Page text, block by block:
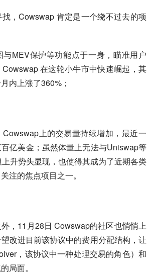
，Cowswap 肯定是一个绕不过去的项
MEV保护等功能点于一身，瞄准用户
在这轮小牛市中快速崛起，其
内上涨了360%；
上的交易量持续增加，最近一
亿美金；虽然体量上无法与Uniswap等
升势头显现，也使得其成为了近期各类
注的焦点项目之一。
，11月28日 Cowswap的社区也悄悄上
改进目前该协议中的费用分配结构，让
，该协议中一种处理交易的角色）和
局面。